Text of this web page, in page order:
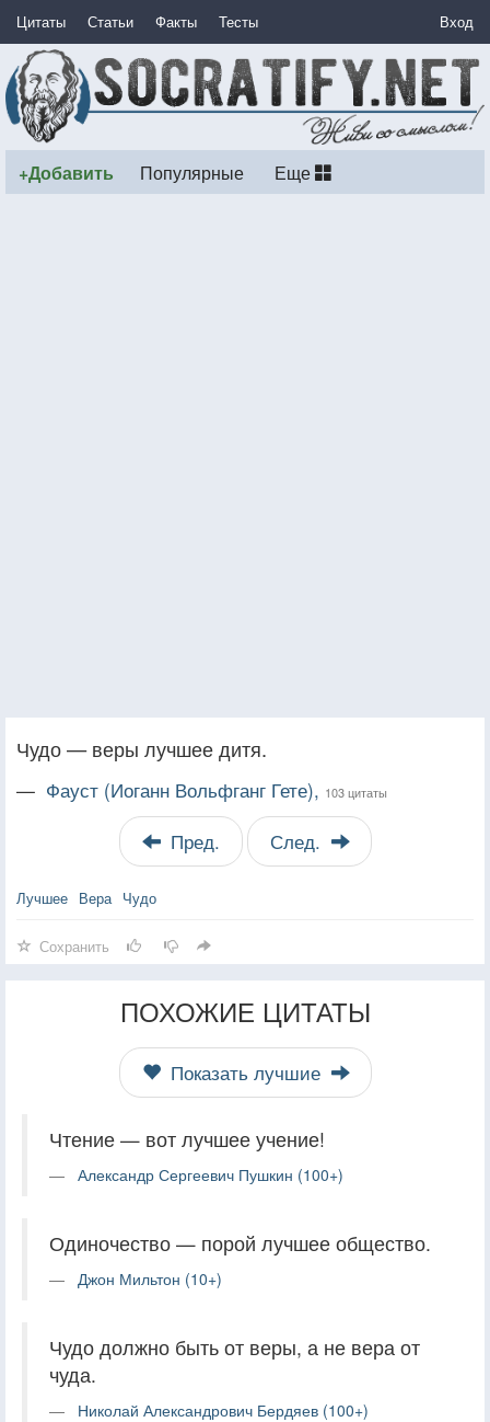
Цитаты Статьи Факты Тесты Вход
+Добавить Популярные Еще
Чудо — веры лучшее дитя.
— Фауст (Иоганн Вольфганг Гете), 103 цитаты
Пред. След.
Лучшее Вера Чудо
Сохранить
ПОХОЖИЕ ЦИТАТЫ
Показать лучшие
Чтение — вот лучшее учение!
Александр Сергеевич Пушкин (100+)
Одиночество — порой лучшее общество.
Джон Мильтон (10+)
Чудо должно быть от веры, а не вера от
чуда.
Николай Александрович Бердяев (100+)